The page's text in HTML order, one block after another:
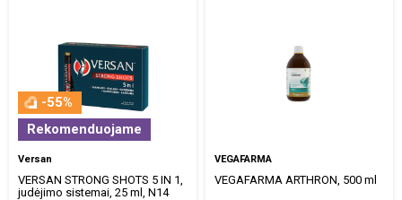
-55%
Rekomenduojame
Versan
VERSAN STRONG SHOTS 5 IN 1,
judėjimo sistemai, 25 ml, N14
VEGAFARMA
VEGAFARMA ARTHRON, 500 ml